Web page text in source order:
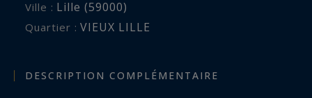
Premier étage : côté jardin, une suite parentale
d’exception (chambre, dressing, salle de bains),
cour, deux autres chambres avec chacune leur
Ville : Lille (59000)
Quartier : VIEUX LILLE
DESCRIPTION COMPLÉMENTAIRE